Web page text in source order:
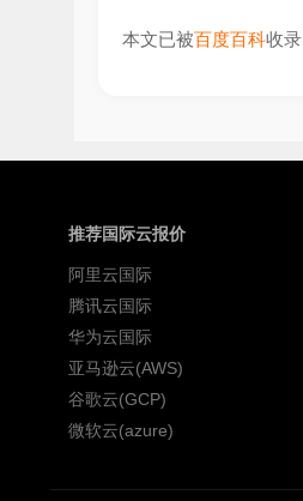
本文已被百度百科收录
推荐国际云报价
阿里云国际
腾讯云国际
华为云国际
亚马逊云(AWS)
谷歌云(GCP)
微软云(azure)